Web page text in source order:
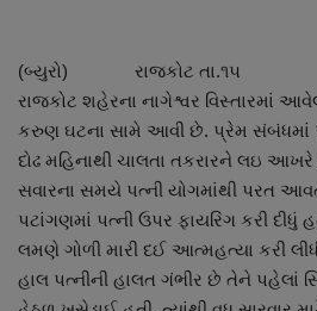
જુનાગઢ
Support US
બજારના સમાચાર
નાણાંકીય સમાચાર
(બ્યુરો) રાજકોટ તા.૧૫
રાજકોટ શહેરના નાગેશ્વર વિસ્તારમાં
કરુણ ઘટના સામે આવી છે. પ્રેમ સંબંધમાં
દોઢ મહિનાથી ચાલતા તકરારને લઇ
સવારના સમયે પત્ની યોગમાંથી પરત
પટાંગણમાં પત્ની ઉપર ફાયરિંગ કરી દીધું
લમણે ગોળી મારી દઈ આત્મહત્યા કરી
હાલ પત્નીની હાલત ગંભીર છે તેને પહેલાં